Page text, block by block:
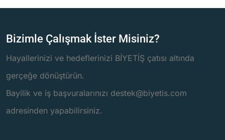
Bizimle Çalışmak İster Misiniz?
Hayallerinizi ve hedeflerinizi BİYETİŞ çatısı altında
gerçeğe dönüştürün.
Bayilik ve iş başvuralarınızı destek@biyetis.com
adresinden yapabilirsiniz.